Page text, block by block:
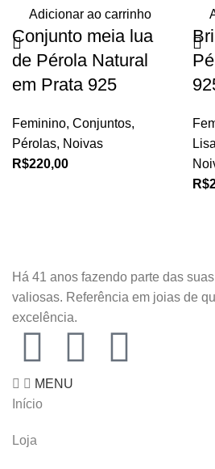
Adicionar ao carrinho
Conjunto meia lua
de Pérola Natural
em Prata 925
Feminino, Conjuntos,
Pérolas, Noivas
R$220,00
R$
Há 41 anos fazendo parte das
valiosas. Referência em joias de
excelência.
MENU
Início
Loja